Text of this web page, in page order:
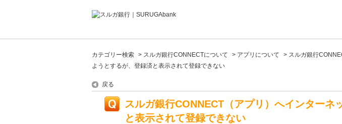
カテゴリー検索 > スルガ銀行CONNECTについて > アプリについて > スルガ銀行
ようとするが、登録済と表示されて登録できない
戻る
スルガ銀行CONNECT（アプリ）へインター
と表示されて登録できない